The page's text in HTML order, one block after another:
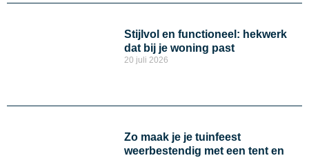
Stijlvol en functioneel: hekwerk
dat bij je woning past
20 juli 2026
Zo maak je je tuinfeest
weerbestendig met een tent en